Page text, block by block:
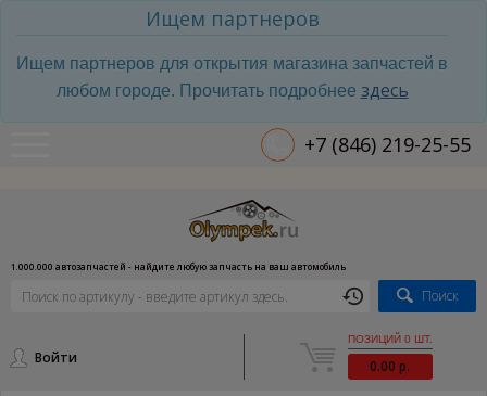
Ищем партнеров
Ищем партнеров для открытия магазина запчастей в
любом городе. Прочитать подробнее здесь
+7 (846) 219-25-55
1.000.000 автозапчастей - найдите любую запчасть на ваш автомобиль
Поиск
Войти
ПОЗИЦИЙ 0 ШТ.
0.00 р.